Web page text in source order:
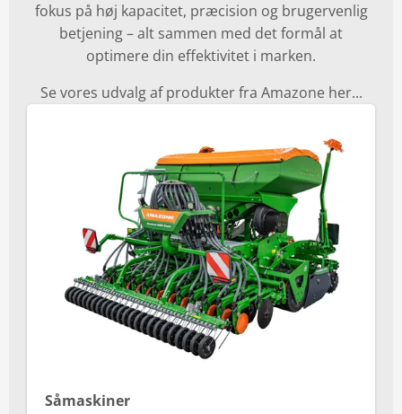
fokus på høj kapacitet, præcision og brugervenlig
betjening – alt sammen med det formål at
optimere din effektivitet i marken.
Se vores udvalg af produkter fra Amazone her...
Såmaskiner